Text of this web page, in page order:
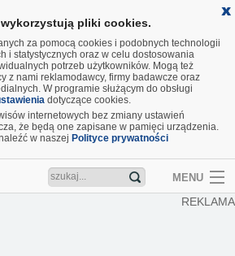
pliki cookies.
za pomocą cookies i podobnych technologii
i statystycznych oraz w celu dostosowania
potrzeb użytkowników. Mogą też
z nami reklamodawcy, firmy badawcze oraz
W programie służącym do obsługi
dotyczące cookies.
internetowych bez zmiany ustawień
że będą one zapisane w pamięci urządzenia.
w naszej Polityce prywatności
MENU
REKLAMA